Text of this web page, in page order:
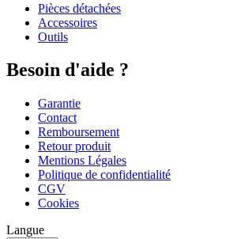
Pièces détachées
Accessoires
Outils
Besoin d'aide ?
Garantie
Contact
Remboursement
Retour produit
Mentions Légales
Politique de confidentialité
CGV
Cookies
Langue